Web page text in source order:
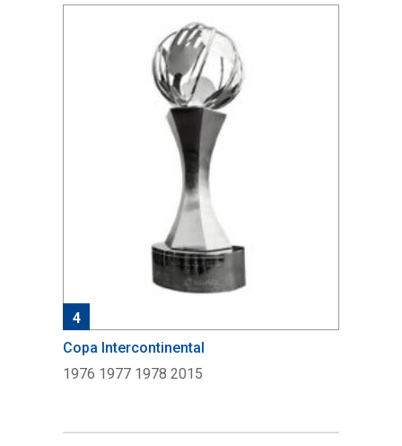
4
Copa Intercontinental
1976 1977 1978 2015